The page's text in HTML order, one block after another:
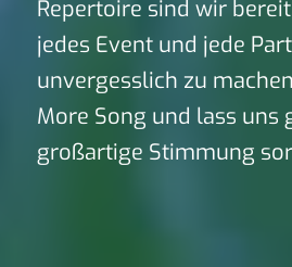
Repertoire sind wir
jedes Event und jede
unvergesslich zu
More Song und lass uns
großartige Stimmung